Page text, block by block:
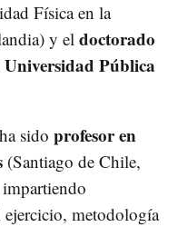
Física en la
y el doctorado
Universidad Pública
sido profesor en
(Santiago de Chile,
ejercicio, metodología